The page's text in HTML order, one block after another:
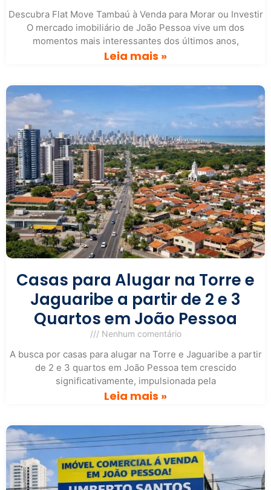
Descubra Flat Move Tambaú à Venda para Morar ou Investir
O mercado imobiliário de João Pessoa vive um dos
momentos mais interessantes dos últimos anos,
Leia mais »
Casas para Alugar na Torre e
Jaguaribe a partir de 2 e 3
Quartos em João Pessoa
Nenhum comentário
A busca por casas para alugar na Torre e Jaguaribe a partir
de 2 e 3 quartos em João Pessoa tem crescido
significativamente, impulsionada pela
Leia mais »